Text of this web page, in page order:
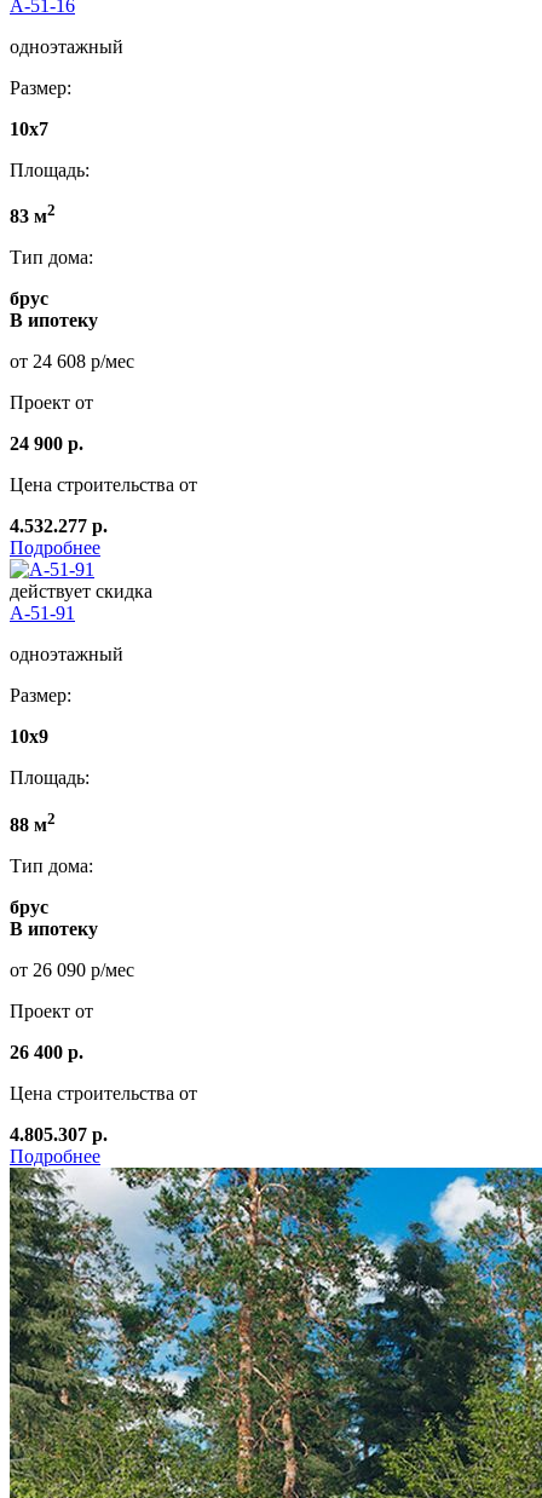
А-51-16
одноэтажный
Размер:
10х7
Площадь:
83 м2
Тип дома:
брус
В ипотеку
от 24 608 р/мес
Проект от
24 900 р.
Цена строительства от
4.532.277 р.
Подробнее
действует скидка
А-51-91
одноэтажный
Размер:
10х9
Площадь:
88 м2
Тип дома:
брус
В ипотеку
от 26 090 р/мес
Проект от
26 400 р.
Цена строительства от
4.805.307 р.
Подробнее